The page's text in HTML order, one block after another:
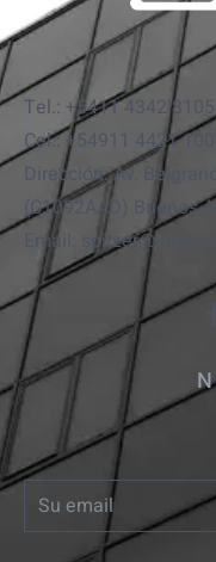
Tel.: +5411 4342
Cel.: +54911 4421 1000
Dirección: Av.
(C1092AAD) Buenos
Email: